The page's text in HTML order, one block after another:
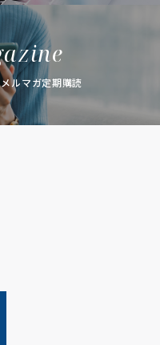
ルマガ定期購読